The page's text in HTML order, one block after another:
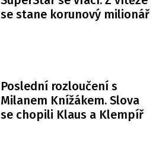
se stane korunový milionář
Poslední rozloučení s
Milanem Knížákem. Slova
se chopili Klaus a Klempíř